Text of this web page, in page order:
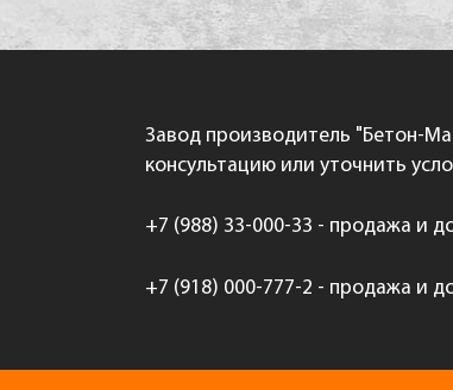
Завод производитель "Бетон-
консультацию или уточнить
+7 (988) 33-000-33 - продажа и
+7 (918) 000-777-2 - продажа и